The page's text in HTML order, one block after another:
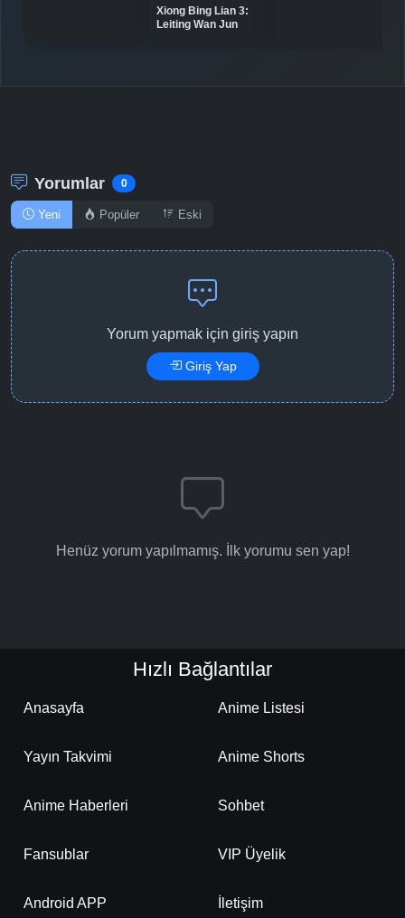
Xiong Bing Lian 3:
Leiting Wan Jun
Yorumlar 0
Yeni Popüler Eski
Yorum yapmak için giriş yapın
Giriş Yap
Henüz yorum yapılmamış. İlk yorumu sen yap!
Hızlı Bağlantılar
Anasayfa Anime Listesi
Yayın Takvimi Anime Shorts
Anime Haberleri Sohbet
Fansublar VIP Üyelik
Android APP İletişim